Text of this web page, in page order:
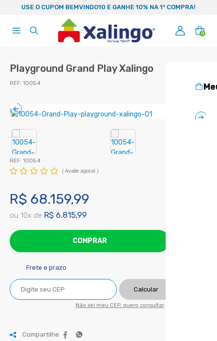
USE O CUPOM BEMVINDO10 E GANHE 10% NA 1ª COMPRA!
0
Playground Grand Play Xalingo
REF: 1005.4
REF: 1005.4
(Avalie agora! )
R$ 68.159,99
ou 10x de R$ 6.815,99
COMPRAR
Frete e prazo
Calcular
Não sei meu CEP, quero consultar
Compartilhe